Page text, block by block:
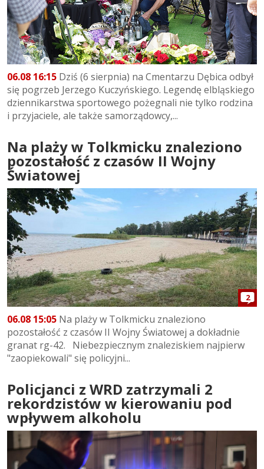
06.08 16:15 Dziś (6 sierpnia) na Cmentarzu Dębica odbył
się pogrzeb Jerzego Kuczyńskiego. Legendę elbląskiego
dziennikarstwa sportowego pożegnali nie tylko rodzina
i przyjaciele, ale także samorządowcy,...
Na plaży w Tolkmicku znaleziono
pozostałość z czasów II Wojny
Światowej
2
06.08 15:05 Na plaży w Tolkmicku znaleziono
pozostałość z czasów II Wojny Światowej a dokładnie
granat rg-42. Niebezpiecznym znaleziskiem najpierw
"zaopiekowali" się policyjni...
Policjanci z WRD zatrzymali 2
rekordzistów w kierowaniu pod
wpływem alkoholu